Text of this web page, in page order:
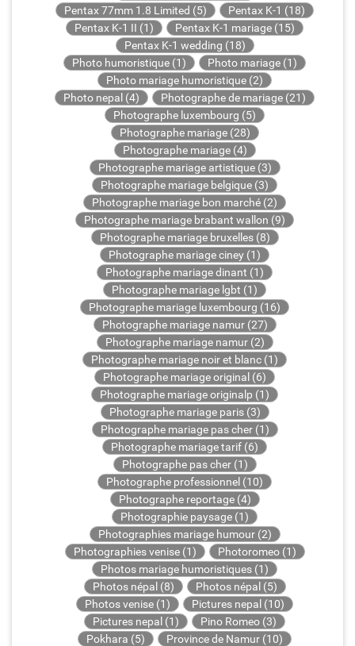
Pentax 77mm 1.8 Limited (5)
Pentax K-1 (18)
Pentax K-1 II (1)
Pentax K-1 mariage (15)
Pentax K-1 wedding (18)
Photo humoristique (1)
Photo mariage (1)
Photo mariage humoristique (2)
Photo nepal (4)
Photographe de mariage (21)
Photographe luxembourg (5)
Photographe mariage (28)
Photographe mariage (4)
Photographe mariage artistique (3)
Photographe mariage belgique (3)
Photographe mariage bon marché (2)
Photographe mariage brabant wallon (9)
Photographe mariage bruxelles (8)
Photographe mariage ciney (1)
Photographe mariage dinant (1)
Photographe mariage lgbt (1)
Photographe mariage luxembourg (16)
Photographe mariage namur (27)
Photographe mariage namur (2)
Photographe mariage noir et blanc (1)
Photographe mariage original (6)
Photographe mariage originalp (1)
Photographe mariage paris (3)
Photographe mariage pas cher (1)
Photographe mariage tarif (6)
Photographe pas cher (1)
Photographe professionnel (10)
Photographe reportage (4)
Photographie paysage (1)
Photographies mariage humour (2)
Photographies venise (1)
Photoromeo (1)
Photos mariage humoristiques (1)
Photos népal (8)
Photos népal (5)
Photos venise (1)
Pictures nepal (10)
Pictures nepal (1)
Pino Romeo (3)
Pokhara (5)
Province de Namur (10)